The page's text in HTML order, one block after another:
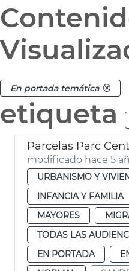
En portada temática
etiqueta
Parcelas Parc
modificado hace 5
URBANISMO Y
INFANCIA Y FAMILIA
MAYORES
TODAS LAS
EN PORTADA